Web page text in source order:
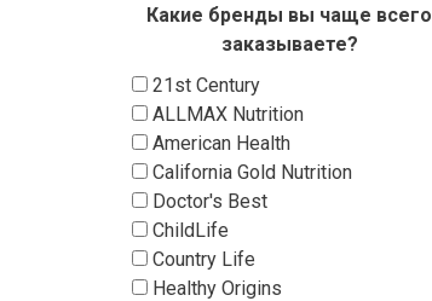
Какие бренды вы чаще всего
заказываете?
21st Century
ALLMAX Nutrition
American Health
California Gold Nutrition
Doctor's Best
ChildLife
Country Life
Healthy Origins